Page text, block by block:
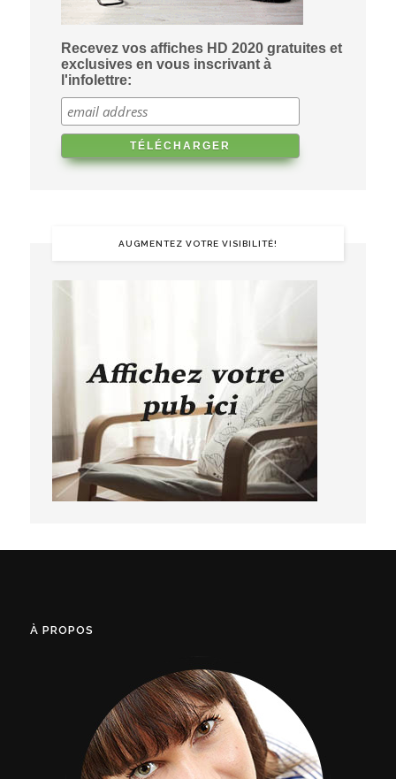
Recevez vos affiches HD 2020 gratuites et
exclusives en vous inscrivant à
l'infolettre:
AUGMENTEZ VOTRE VISIBILITÉ!
À PROPOS